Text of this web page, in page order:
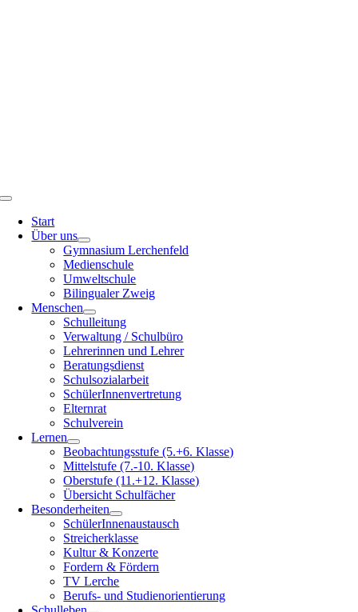
Toggle
Navigation
Start
Über uns
Gymnasium Lerchenfeld
Medienschule
Umweltschule
Bilingualer Zweig
Menschen
Schulleitung
Verwaltung / Schulbüro
Lehrerinnen und Lehrer
Beratungsdienst
Schulsozialarbeit
SchülerInnenvertretung
Elternrat
Schulverein
Lernen
Beobachtungsstufe (5.+6. Klasse)
Mittelstufe (7.-10. Klasse)
Oberstufe (11.+12. Klasse)
Übersicht Schulfächer
Besonderheiten
SchülerInnenaustausch
Streicherklasse
Kultur & Konzerte
Fordern & Fördern
TV Lerche
Berufs- und Studienorientierung